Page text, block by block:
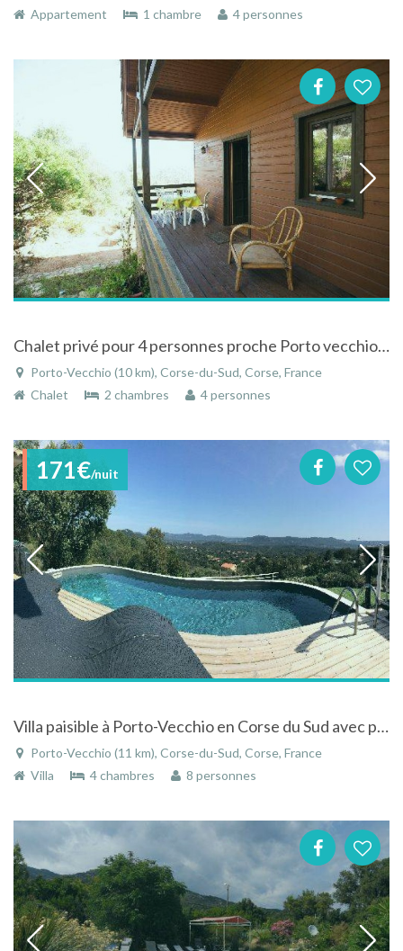
Appartement 1 chambre 4 personnes
Chalet privé pour 4 personnes proche Porto vecchio en Corse
Porto-Vecchio (10 km), Corse-du-Sud, Corse, France
Chalet
2 chambres 4 personnes
171€/nuit
Villa paisible à Porto-Vecchio en Corse du Sud avec piscine et terrains de sport privés
Porto-Vecchio (11 km), Corse-du-Sud, Corse, France
Villa
4 chambres 8 personnes